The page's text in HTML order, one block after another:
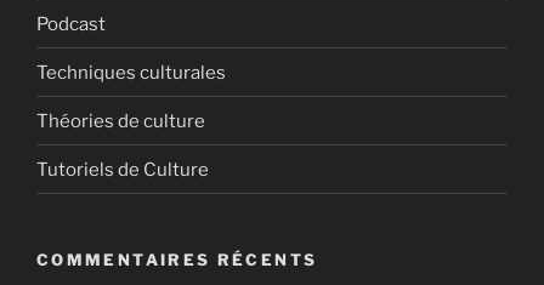
Podcast
Techniques culturales
Théories de culture
Tutoriels de Culture
COMMENTAIRES RÉCENTS